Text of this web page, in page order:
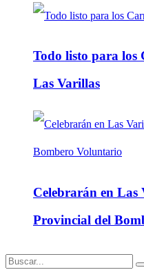
Todo listo para los
Las Varillas
Celebrarán en Las
Provincial del